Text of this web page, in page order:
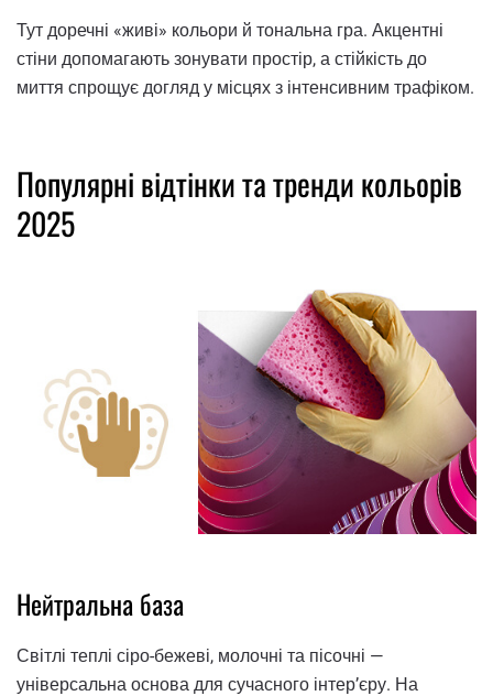
Тут доречні «живі» кольори й тональна гра. Акцентні
стіни допомагають зонувати простір, а стійкість до
миття спрощує догляд у місцях з інтенсивним трафіком.
Популярні відтінки та тренди кольорів
2025
Нейтральна база
Світлі теплі сіро-бежеві, молочні та пісочні —
універсальна основа для сучасного інтер’єру. На